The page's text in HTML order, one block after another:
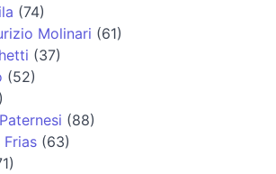
(74)
Molinari (61)
(37)
(52)
(88)
(63)